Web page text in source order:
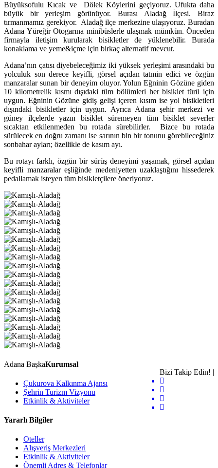
Büyüksofulu Kıcak ve Dölek Köylerini geçiyoruz. Ufukta daha
büyük bir yerleşim görünüyor. Burası Aladağ İlçesi. Biraz
tırmanmamız gerekiyor. Aladağ ilçe merkezine ulaşıyoruz. Buradan
Adana Yüreğir Otogarına minibüslerle ulaşmak mümkün. Önceden
firmayla iletişim kurularak bisikletler de yüklenebilir. Burada
konaklama ve yeme&içme için birkaç alternatif mevcut.
Adana’nın çatısı diyebeleceğimiz iki yüksek yerleşimi arasındaki bu
yolculuk son derece keyifli, görsel açıdan tatmin edici ve özgün
manzaralar sunan bir deneyim oluyor. Yolun Eğninin Gözüne giden
10 kilometrelik kısmı dışıdaki tüm bölümleri her bisiklet türü için
uygun. Eğninin Gözüne gidiş gelişi içeren kısım ise yol bisikletleri
dışındaki bisikletler için uygun. Ayrıca Adana şehir merkezi ve
güney ilçelerde yazın bisiklet süremeyen tüm bisiklet severler
sıcaktan etkilenmeden bu rotada sürebilirler. Bizce bu rotada
sürülecek en doğru zamanı ise sarının bin bir tonunu görebileceğiniz
sonbahar ayları; özellikle de kasım ayı.
Bu rotayı farklı, özgün bir sürüş deneyimi yaşamak, görsel açıdan
keyifli manzaralar eşliğinde medeniyetten uzaklaştığını hissederek
pedallamak isteyen tüm bisikletçilere öneriyoruz.
Adana Başka
Bizi Takip Edin! |
Kurumsal
Çukurova Kalkınma Ajansı
Şehrin Turizm Vizyonu
Etkinlik & Aktiviteler
Yararlı Bilgiler
Oteller
Alışveriş Merkezleri
Etkinlik & Aktiviteler
Önemli Adres & Telefonlar